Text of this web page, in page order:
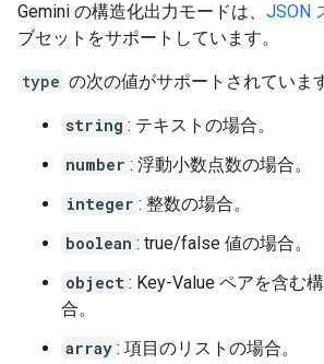
Gemini の構造化出力モードは、 JSON
ブセットをサポートしています。
type の次の値がサポートされていま
string : テキストの場合。
number : 浮動小数点数の場合。
integer : 整数の場合。
boolean : true/false 値の場合。
object : Key-Value ペアを含む
合。
array : 項目のリストの場合。